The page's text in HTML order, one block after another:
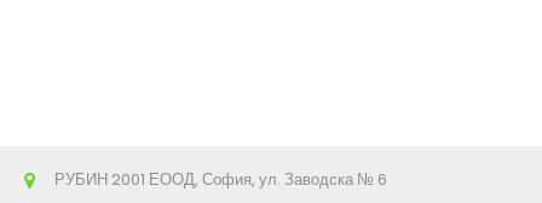
РУБИН 2001 ЕООД, София, ул. Заводска № 6